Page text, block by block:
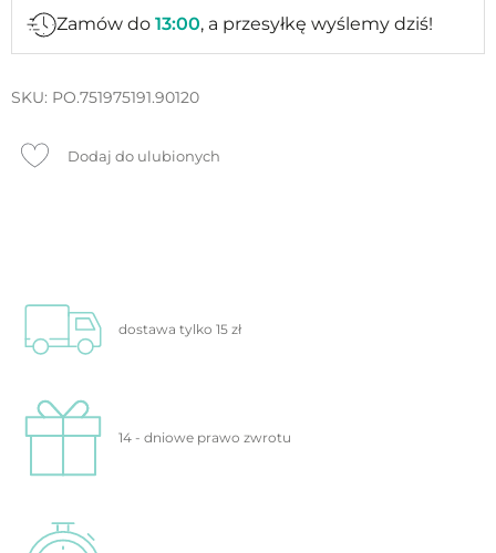
Zamów do 13:00, a przesyłkę wyślemy dziś!
SKU: PO.751975191.90120
Dodaj do ulubionych
dostawa tylko 15 zł
14 - dniowe prawo zwrotu